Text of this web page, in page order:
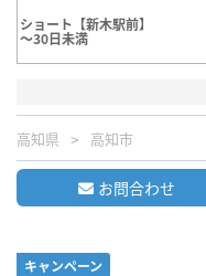
ショート【新木駅前】
～30日未満
高知県 高知市
お問合わせ
キャンペーン